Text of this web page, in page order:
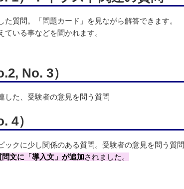
た質問。「問題カード」を見ながら解答できます。
いる事などを聞かれます。
No. 3）
した、受験者の意見を問う質問
4）
ックに少し関係のある質問。受験者の意見を問う質問
文に「導入文」が追加されました。